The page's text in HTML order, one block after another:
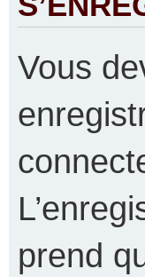
Vous
prend